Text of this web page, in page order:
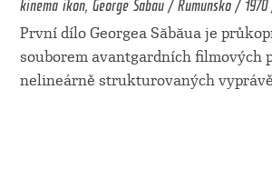
První dílo Georgea Săbăua je
souborem avantgardních filmových
nelineárně strukturovaných